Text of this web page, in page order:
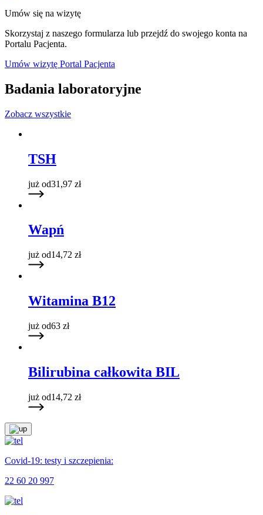
Umów się na wizytę
Skorzystaj z naszego formularza lub przejdź do swojego konta na
Portalu Pacjenta.
Umów wizytę Portal Pacjenta
Badania laboratoryjne
Zobacz wszystkie
TSH
już od31,97 zł
Wapń
już od14,72 zł
Witamina B12
już od63 zł
Bilirubina całkowita BIL
już od14,72 zł
Covid-19: testy i szczepienia:
22 60 20 997